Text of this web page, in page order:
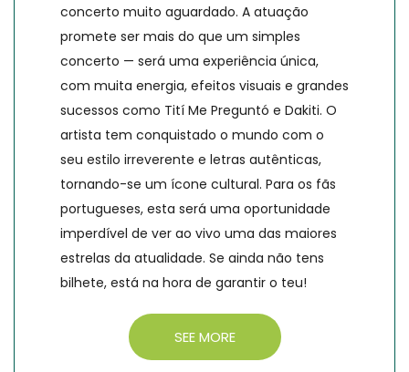
concerto muito aguardado. A atuação
promete ser mais do que um simples
concerto — será uma experiência única,
com muita energia, efeitos visuais e grandes
sucessos como Tití Me Preguntó e Dakiti. O
artista tem conquistado o mundo com o
seu estilo irreverente e letras autênticas,
tornando-se um ícone cultural. Para os fãs
portugueses, esta será uma oportunidade
imperdível de ver ao vivo uma das maiores
estrelas da atualidade. Se ainda não tens
bilhete, está na hora de garantir o teu!
SEE MORE